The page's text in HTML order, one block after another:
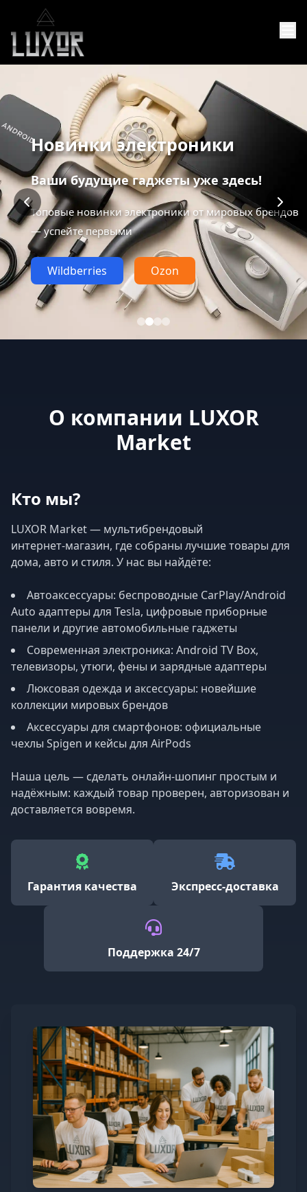
Новинки электроники
Ваши будущие гаджеты уже здесь!
Топовые новинки электроники от мировых брендов
— успейте первыми
Wildberries Ozon
О компании LUXOR
Market
Кто мы?
LUXOR Market — мультибрендовый
интернет‑магазин, где собраны лучшие товары для
дома, авто и стиля. У нас вы найдёте:
Автоаксессуары: беспроводные CarPlay/Android
Auto адаптеры для Tesla, цифровые приборные
панели и другие автомобильные гаджеты
Современная электроника: Android TV Box,
телевизоры, утюги, фены и зарядные адаптеры
Люксовая одежда и аксессуары: новейшие
коллекции мировых брендов
Аксессуары для смартфонов: официальные
чехлы Spigen и кейсы для AirPods
Наша цель — сделать онлайн‑шопинг простым и
надёжным: каждый товар проверен, авторизован и
доставляется вовремя.
Гарантия качества Экспресс‑доставка
Поддержка 24/7